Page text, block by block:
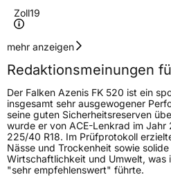
Zoll19
Geschwindigkeitsindex
Höchstgeschwindigkeit
300 km/h
Lastindex111
Höchstlast1090 kg
Gewicht (in kg)14 kg
mehr anzeigen
Redaktionsmeinungen
Der Falken Azenis FK 520 ist ein
insgesamt sehr ausgewogener
seine guten Sicherheitsreserven
wurde er von ACE-Lenkrad im Jahr
225/40 R18. Im Prüfprotokoll
Nässe und Trockenheit sowie
Wirtschaftlichkeit und Umwelt, was
"sehr empfehlenswert" führte.